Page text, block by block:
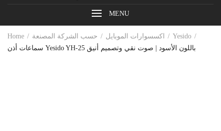
MENU
Home اكسسوارات الموبايل حسب الشركة المصنعة
Yesido
سماعات أذن Yesido YH-25 باللون الأسود | صوت نقي وتصميم أنيق